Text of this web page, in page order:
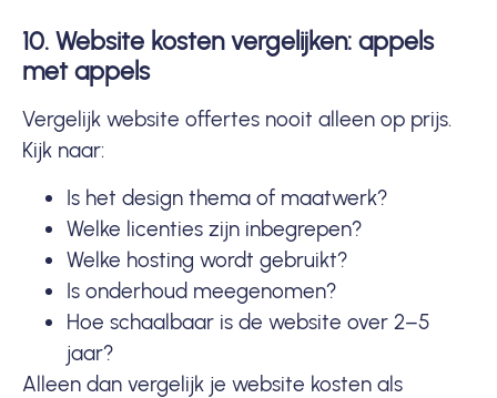
10. Website kosten vergelijken: appels
met appels
Vergelijk website offertes nooit alleen op prijs.
Kijk naar:
Is het design thema of maatwerk?
Welke licenties zijn inbegrepen?
Welke hosting wordt gebruikt?
Is onderhoud meegenomen?
Hoe schaalbaar is de website over 2–5
jaar?
Alleen dan vergelijk je website kosten als